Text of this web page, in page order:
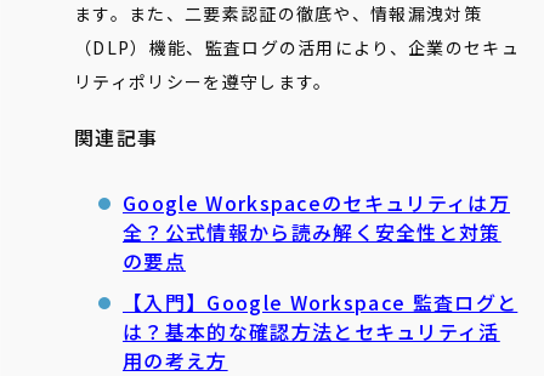
ます。また、二要素認証の徹底や、情報漏洩対策
（DLP）機能、監査ログの活用により、企業のセキュ
リティポリシーを遵守します。
関連記事
Google Workspaceのセキュリティは万
全？公式情報から読み解く安全性と対策
の要点
【入門】Google Workspace 監査ログと
は？基本的な確認方法とセキュリティ活
用の考え方